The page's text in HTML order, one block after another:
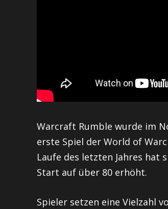
Warcraft Rumble wurde im
erste Spiel der World of
Laufe des letzten Jahres hat
Start auf über 80 erhöht.
Spieler setzen eine Vielzahl